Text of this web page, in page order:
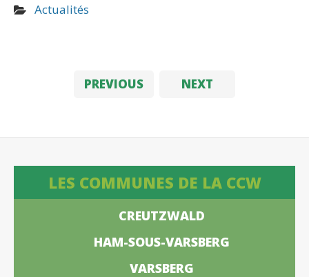
Actualités
PREVIOUS NEXT
LES COMMUNES DE LA CCW
CREUTZWALD
HAM-SOUS-VARSBERG
VARSBERG